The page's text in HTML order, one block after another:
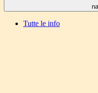
Tutte le info